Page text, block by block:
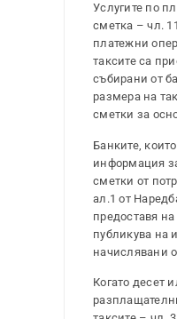
Услугите по
сметка – чл.
платежни
таксите са
събирани от
размера на
сметки за
Банките,
информация
сметки от
ал.1 от
предоставя
публикува на
начислявани
Когато десет